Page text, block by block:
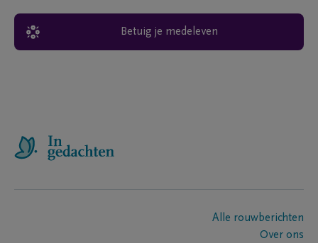
Betuig je medeleven
Alle rouwberichten
Over ons